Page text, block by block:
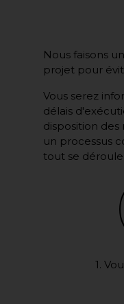
Nous faisons
projet pour
Vous serez
délais
disposition
un processus
tout se
1.